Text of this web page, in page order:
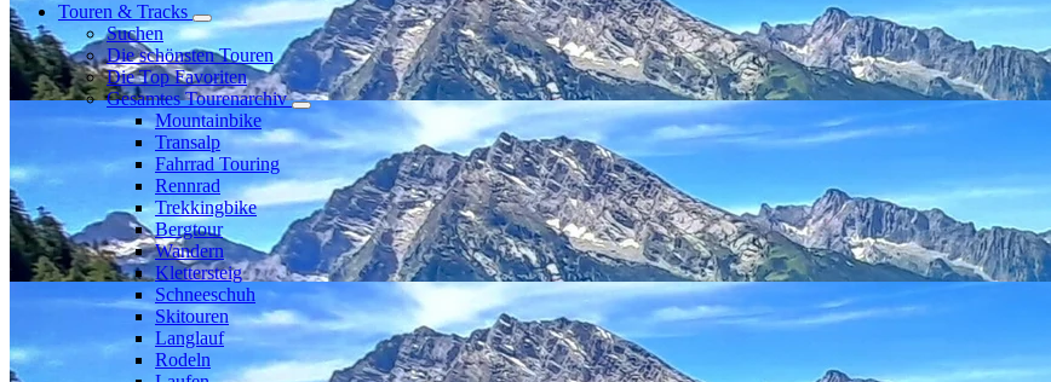
Touren & Tracks
Suchen
Die schönsten Touren
Die Top Favoriten
Gesamtes Tourenarchiv
Mountainbike
Transalp
Fahrrad Touring
Rennrad
Trekkingbike
Bergtour
Wandern
Klettersteig
Schneeschuh
Skitouren
Langlauf
Rodeln